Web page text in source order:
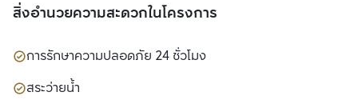
สิ่งอำนวยความสะดวกในโครงการ
การรักษาความปลอดภัย 24 ชั่วโมง
สระว่ายน้ำ